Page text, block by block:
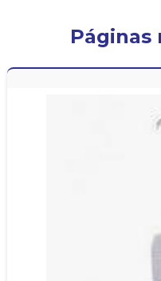
Páginas